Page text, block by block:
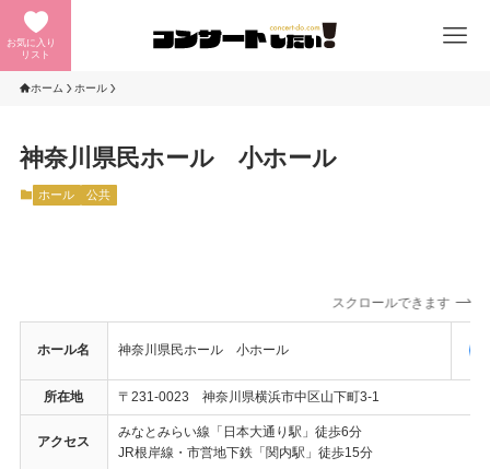
お気に入り
リスト
ホーム ホール
神奈川県民ホール 小ホール
ホール 公共
スクロールできます
ホール名 神奈川県民ホール 小ホール
所在地 〒231-0023 神奈川県横浜市中区山下町3-1
アクセス
みなとみらい線「日本大通り駅」徒歩6分
JR根岸線・市営地下鉄「関内駅」徒歩15分